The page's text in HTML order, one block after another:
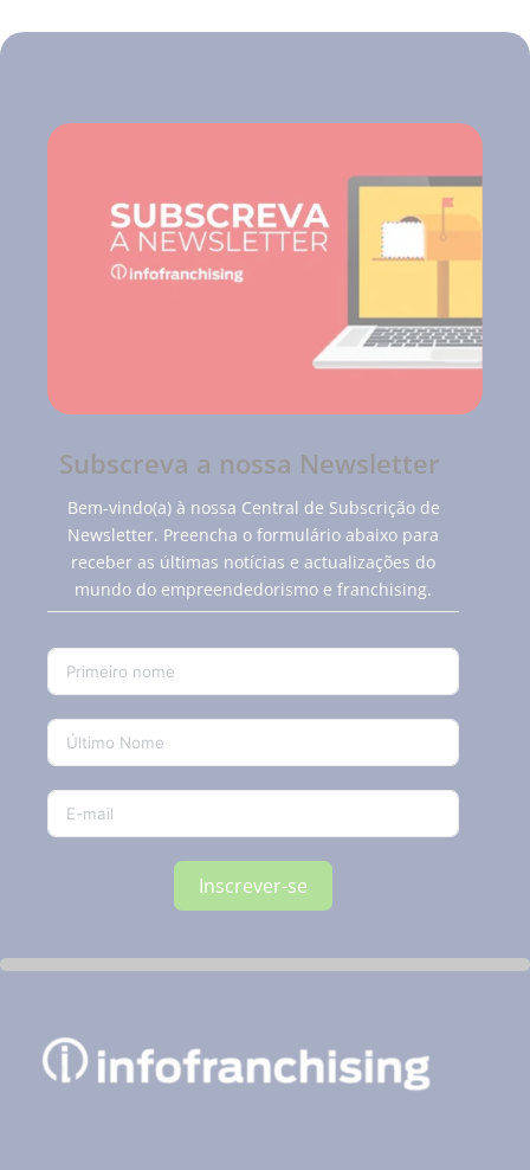
Subscreva a nossa Newsletter
Bem-vindo(a) à nossa Central de Subscrição de
Newsletter. Preencha o formulário abaixo para
receber as últimas notícias e actualizações do
mundo do empreendedorismo e franchising.
Inscrever-se